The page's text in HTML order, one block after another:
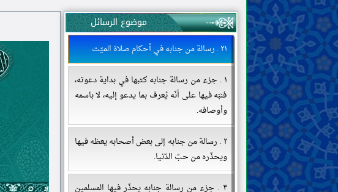
موضوع الرسائل
٢١ . رسالة من جنابه في أحكام صلاة الميّت
١ . جزء من رسالة جنابه كتبها في بداية دعوته،
فنبّه فيها على أنّه يُعرف بما يدعو إليه، لا باسمه
وأوصافه.
٢ . رسالة من جنابه إلى بعض أصحابه يعظه فيها
ويحذّره من حبّ الدّنيا.
٣ . جزء من رسالة جنابه يحذّر فيها المسلمين